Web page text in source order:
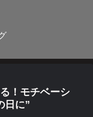
！モチベーシ
日に”